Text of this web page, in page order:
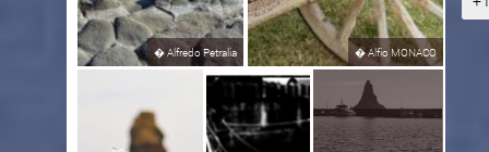
�Alfredo Petralia �Alfio MONACO